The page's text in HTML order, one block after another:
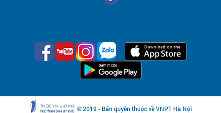
© 2019 - Bản quyền thuộc về VNPT Hà Nội